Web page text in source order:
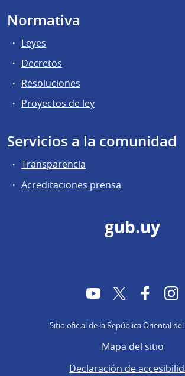
Normativa
Leyes
Decretos
Resoluciones
Proyectos de ley
Servicios a la comunidad
Transparencia
Acreditaciones prensa
gub.uy
YouTubeTwitter
Sitio oficial de la República Oriental
Mapa del sitio
Declaración de